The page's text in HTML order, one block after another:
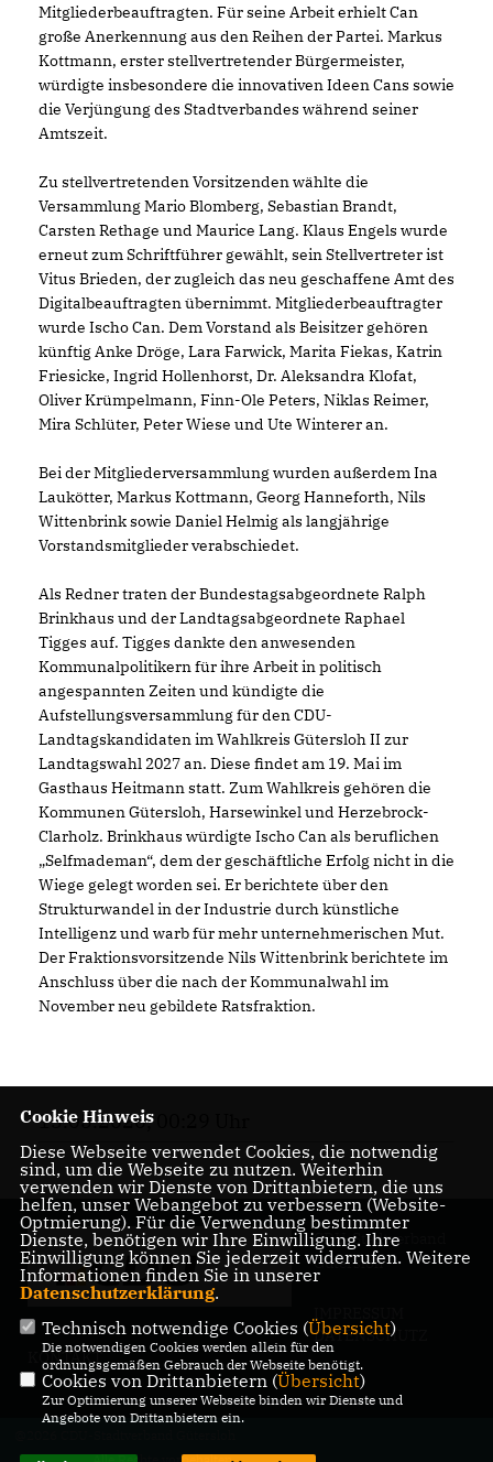
Mitgliederbeauftragten. Für seine Arbeit erhielt Can
große Anerkennung aus den Reihen der Partei. Markus
Kottmann, erster stellvertretender Bürgermeister,
würdigte insbesondere die innovativen Ideen Cans sowie
die Verjüngung des Stadtverbandes während seiner
Amtszeit.
Zu stellvertretenden Vorsitzenden wählte die
Versammlung Mario Blomberg, Sebastian Brandt,
Carsten Rethage und Maurice Lang. Klaus Engels wurde
erneut zum Schriftführer gewählt, sein Stellvertreter ist
Vitus Brieden, der zugleich das neu geschaffene Amt des
Digitalbeauftragten übernimmt. Mitgliederbeauftragter
wurde Ischo Can. Dem Vorstand als Beisitzer gehören
künftig Anke Dröge, Lara Farwick, Marita Fiekas, Katrin
Friesicke, Ingrid Hollenhorst, Dr. Aleksandra Klofat,
Oliver Krümpelmann, Finn-Ole Peters, Niklas Reimer,
Mira Schlüter, Peter Wiese und Ute Winterer an.
Bei der Mitgliederversammlung wurden außerdem Ina
Laukötter, Markus Kottmann, Georg Hanneforth, Nils
Wittenbrink sowie Daniel Helmig als langjährige
Vorstandsmitglieder verabschiedet.
Als Redner traten der Bundestagsabgeordnete Ralph
Brinkhaus und der Landtagsabgeordnete Raphael
Tigges auf. Tigges dankte den anwesenden
Kommunalpolitikern für ihre Arbeit in politisch
angespannten Zeiten und kündigte die
Aufstellungsversammlung für den CDU-
Landtagskandidaten im Wahlkreis Gütersloh II zur
Landtagswahl 2027 an. Diese findet am 19. Mai im
Gasthaus Heitmann statt. Zum Wahlkreis gehören die
Kommunen Gütersloh, Harsewinkel und Herzebrock-
Clarholz. Brinkhaus würdigte Ischo Can als beruflichen
Selfmademan“, dem der geschäftliche Erfolg nicht in die
Wiege gelegt worden sei. Er berichtete über den
Strukturwandel in der Industrie durch künstliche
Intelligenz und warb für mehr unternehmerischen Mut.
Der Fraktionsvorsitzende Nils Wittenbrink berichtete im
Anschluss über die nach der Kommunalwahl im
November neu gebildete Ratsfraktion.
13.05.2026, 00:29 Uhr
CDU-Stadtverband
Gütersloh
DATENSCHUTZ
KONTAKT
Cookie Hinweis
Diese Webseite verwendet Cookies, die notwendig
sind, um die Webseite zu nutzen. Weiterhin
verwenden wir Dienste von Drittanbietern, die uns
helfen, unser Webangebot zu verbessern (Website-
Optmierung). Für die Verwendung bestimmter
Dienste, benötigen wir Ihre Einwilligung. Ihre
Einwilligung können Sie jederzeit widerrufen. Weitere
Informationen finden Sie in unserer
Datenschutzerklärung.
Technisch notwendige Cookies (Übersicht)
Die notwendigen Cookies werden allein für den
ordnungsgemäßen Gebrauch der Webseite benötigt.
Cookies von Drittanbietern (Übersicht)
Zur Optimierung unserer Webseite binden wir Dienste und
Angebote von Drittanbietern ein.